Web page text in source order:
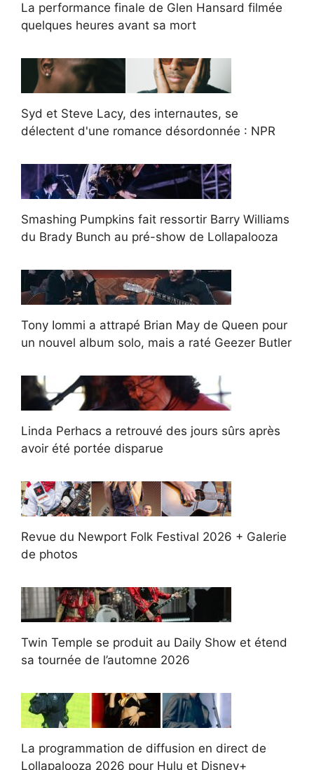
La performance finale de Glen Hansard filmée
quelques heures avant sa mort
Syd et Steve Lacy, des internautes, se
délectent d'une romance désordonnée : NPR
Smashing Pumpkins fait ressortir Barry Williams
du Brady Bunch au pré-show de Lollapalooza
Tony Iommi a attrapé Brian May de Queen pour
un nouvel album solo, mais a raté Geezer Butler
Linda Perhacs a retrouvé des jours sûrs après
avoir été portée disparue
Revue du Newport Folk Festival 2026 + Galerie
de photos
Twin Temple se produit au Daily Show et étend
sa tournée de l’automne 2026
La programmation de diffusion en direct de
Lollapalooza 2026 pour Hulu et Disney+